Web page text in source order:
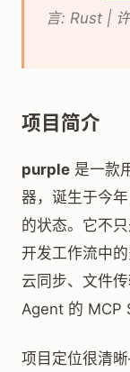
言: Rust |
项目简介
purple 是一款
器，诞生于今
的状态。它不
开发工作流中
云同步、文件
Agent 的 MCP
项目定位很清